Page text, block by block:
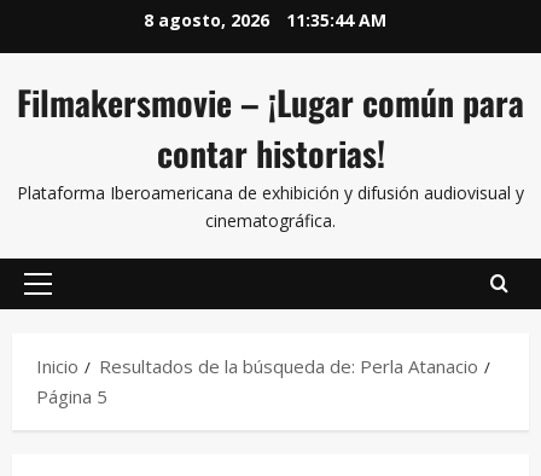
8 agosto, 2026 11:35:45 AM
Filmakersmovie – ¡Lugar común para
contar historias!
Plataforma Iberoamericana de exhibición y difusión audiovisual y
cinematográfica.
Inicio
Resultados de la búsqueda de: Perla Atanacio
Página 5